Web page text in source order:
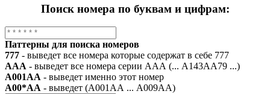
Поиск номера по буквам и цифрам:
Паттерны для поиска номеров
777 - выведет все номера которые содержат в себе 777
ААА - выведет все номера серии ААА (... А143АА79 ...)
А001АА - выведет именно этот номер
А00*АА - выведет (А001АА ... А009АА)